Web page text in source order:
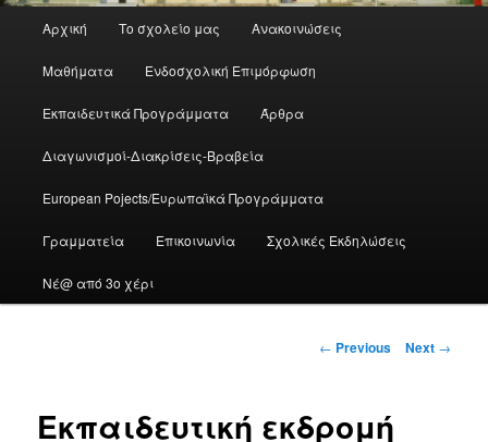
Αρχική Το σχολείο μας Ανακοινώσεις
Μαθήματα Ενδοσχολική Επιμόρφωση
Εκπαιδευτικά Προγράμματα Άρθρα
Διαγωνισμοί-Διακρίσεις-Βραβεία
European Pojects/Ευρωπαϊκά Προγράμματα
Γραμματεία Επικοινωνία Σχολικές Εκδηλώσεις
Νέ@ από 3ο χέρι
Post
← Previous Next →
Εκπαιδευτική εκδρομή